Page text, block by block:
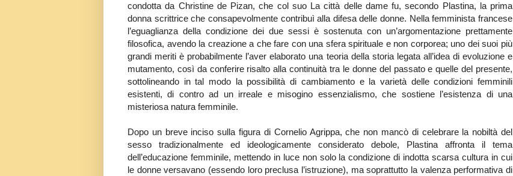
condotta da Christine de Pizan, che col suo La città delle dame fu, secondo Plastina, la prima
donna scrittrice che consapevolmente contribuì alla difesa delle donne. Nella femminista francese
l’eguaglianza della condizione dei due sessi è sostenuta con un’argomentazione prettamente
filosofica, avendo la creazione a che fare con una sfera spirituale e non corporea; uno dei suoi più
grandi meriti è probabilmente l’aver elaborato una teoria della storia legata all’idea di evoluzione e
mutamento, così da conferire risalto alla continuità tra le donne del passato e quelle del presente,
sottolineando in tal modo la possibilità di cambiamento e la varietà delle condizioni femminili
esistenti, di contro ad un irreale e misogino essenzialismo, che sostiene l’esistenza di una
misteriosa natura femminile.
Dopo un breve inciso sulla figura di Cornelio Agrippa, che non mancò di celebrare la nobiltà del
sesso tradizionalmente ed ideologicamente considerato debole, Plastina affronta il tema
dell’educazione femminile, mettendo in luce non solo la condizione di indotta scarsa cultura in cui
le donne versavano (essendo loro preclusa l’istruzione), ma soprattutto la valenza performativa di